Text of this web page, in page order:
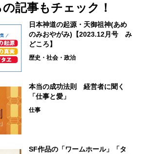
記事もチェック！
日本神道の起源・天御祖神(あめ
のみおやがみ)【2023.12月号 み
どころ】
歴史・社会・政治
本当の成功法則 経営者に聞く
「仕事と愛」
仕事
SF作品の「ワームホール」「タ